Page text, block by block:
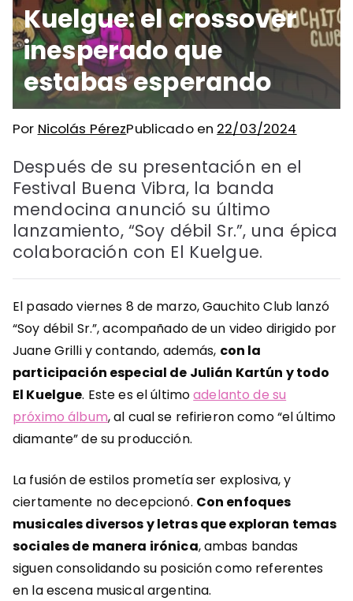
Kuelgue: el crossover
inesperado que
estabas esperando
Por Nicolás PérezPublicado en 22/03/2024
Después de su presentación en el
Festival Buena Vibra, la banda
mendocina anunció su último
lanzamiento, “Soy débil Sr.”, una épica
colaboración con El Kuelgue.
El pasado viernes 8 de marzo, Gauchito Club lanzó
“Soy débil Sr.”, acompañado de un video dirigido por
Juane Grilli y contando, además, con la
participación especial de Julián Kartún y todo
El Kuelgue. Este es el últimoadelanto de su
próximo álbum, al cual se refirieron como “el último
diamante” de su producción.
La fusión de estilos prometía ser explosiva, y
ciertamente no decepcionó. Con enfoques
musicales diversos y letras que exploran temas
sociales de manera irónica, ambas bandas
siguen consolidando su posición como referentes
en la escena musical argentina.